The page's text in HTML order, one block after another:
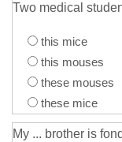
Two medical
this mice
this mouses
these mouses
these mice
My ... brother is